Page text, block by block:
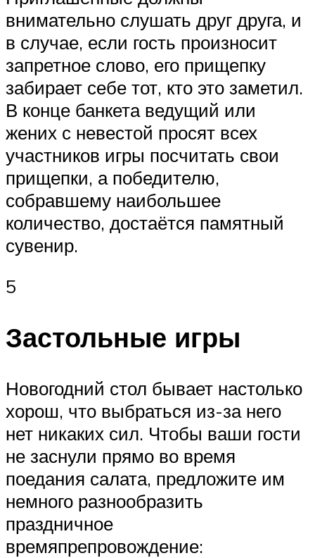
внимательно слушать друг друга, и
в случае, если гость произносит
запретное слово, его прищепку
забирает себе тот, кто это заметил.
В конце банкета ведущий или
жених с невестой просят всех
участников игры посчитать свои
прищепки, а победителю,
собравшему наибольшее
количество, достаётся памятный
сувенир.
5
Застольные игры
Новогодний стол бывает настолько
хорош, что выбраться из-за него
нет никаких сил. Чтобы ваши гости
не заснули прямо во время
поедания салата, предложите им
немного разнообразить
праздничное
времяпрепровождение: